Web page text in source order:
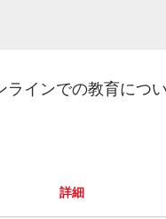
ラインでの教育につ
詳細